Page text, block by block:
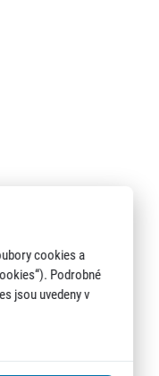
cookies a
Podrobné
jsou uvedeny v